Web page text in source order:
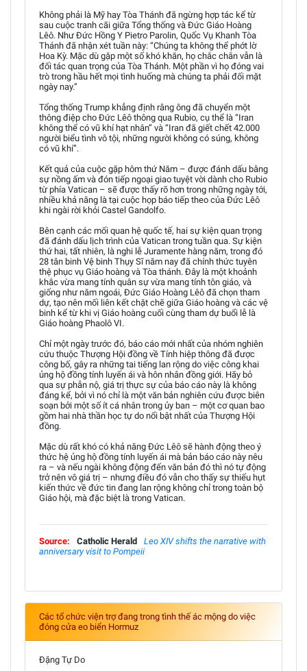
Không phải là Mỹ hay Tòa Thánh đã ngừng hợp tác kể từ
sau cuộc tranh cãi giữa Tổng thống và Đức Giáo Hoàng
Lêô. Như Đức Hồng Y Pietro Parolin, Quốc Vụ Khanh Tòa
Thánh đã nhận xét tuần này: “Chúng ta không thể phớt lờ
Hoa Kỳ. Mặc dù gặp một số khó khăn, họ chắc chắn vẫn là
đối tác quan trọng của Tòa Thánh. Một phần vì họ đóng vai
trò trong hầu hết mọi tình huống mà chúng ta phải đối mặt
ngày nay.”
Tổng thống Trump khẳng định rằng ông đã chuyển một
thông điệp cho Đức Lêô thông qua Rubio, cụ thể là “Iran
không thể có vũ khí hạt nhân” và “Iran đã giết chết 42.000
người biểu tình vô tội, những người không có súng, không
có vũ khí”.
Kết quả của cuộc gặp hôm thứ Năm – được đánh dấu bằng
sự nồng ấm và đón tiếp ngoại giao tuyệt vời dành cho Rubio
từ phía Vatican – sẽ được thấy rõ hơn trong những ngày tới,
nhiều khả năng là tại cuộc họp báo tiếp theo của Đức Lêô
khi ngài rời khỏi Castel Gandolfo.
Bên cạnh các mối quan hệ quốc tế, hai sự kiện quan trọng
đã đánh dấu lịch trình của Vatican trong tuần qua. Sự kiện
thứ hai, tất nhiên, là nghi lễ Juramente hàng năm, trong đó
28 tân binh Vệ binh Thụy Sĩ năm nay đã chính thức tuyên
thệ phục vụ Giáo hoàng và Tòa thánh. Đây là một khoảnh
khắc vừa mang tính quân sự vừa mang tính tôn giáo, và
giống như năm ngoái, Đức Giáo Hoàng Lêô đã chọn tham
dự, tạo nên mối liên kết chặt chẽ giữa Giáo hoàng và các vệ
binh kể từ khi vị Giáo hoàng cuối cùng tham dự buổi lễ là
Giáo hoàng Phaolô VI.
Chỉ một ngày trước đó, báo cáo mới nhất của nhóm nghiên
cứu thuộc Thượng Hội đồng về Tính hiệp thông đã được
công bố, gây ra những tai tiếng lan rộng do việc công khai
ủng hộ đồng tính luyến ái và hôn nhân đồng giới. Hãy bỏ
qua sự phẫn nộ, giá trị thực sự của báo cáo này là không
đáng kể, bởi vì nó chỉ là một văn bản nghiên cứu được biên
soạn bởi một số ít cá nhân trong ủy ban – một cơ quan bao
gồm hai nhà thần học tự do nổi bật nhất của Thượng Hội
đồng.
Mặc dù rất khó có khả năng Đức Lêô sẽ hành động theo ý
thức hệ ủng hộ đồng tính luyến ái mà bản báo cáo này nêu
ra – và nếu ngài không động đến văn bản đó thì nó tự động
trở nên vô giá trị – nhưng điều đó vẫn cho thấy sự thiếu hụt
kiến thức về đức tin đang lan rộng không chỉ trong toàn bộ
Giáo hội, mà đặc biệt là trong Vatican.
Source: Catholic Herald
Leo XIV shifts the narrative with
anniversary visit to Pompeii
Các tổ chức viện trợ đang trong tình thế ác mộng do việc
đóng cửa eo biển Hormuz
Đặng Tự Do